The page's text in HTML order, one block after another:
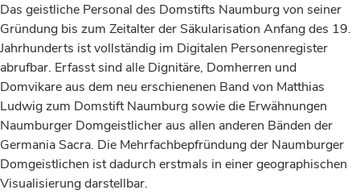
Das geistliche Personal des Domstifts Naumburg von seiner
Gründung bis zum Zeitalter der Säkularisation Anfang des 19.
Jahrhunderts ist vollständig im Digitalen Personenregister
abrufbar. Erfasst sind alle Dignitäre, Domherren und
Domvikare aus dem neu erschienenen Band von Matthias
Ludwig zum Domstift Naumburg sowie die Erwähnungen
Naumburger Domgeistlicher aus allen anderen Bänden der
Germania Sacra. Die Mehrfachbepfründung der Naumburger
Domgeistlichen ist dadurch erstmals in einer geographischen
Visualisierung darstellbar.